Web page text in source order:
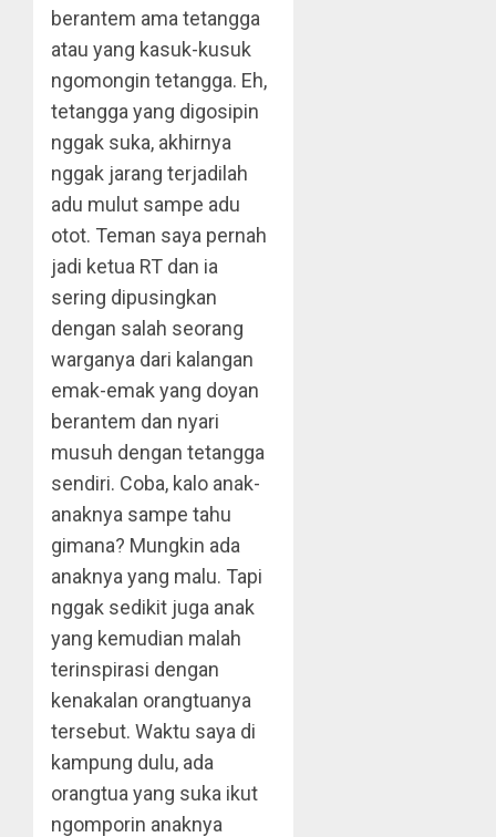
berantem ama tetangga
atau yang kasuk-kusuk
ngomongin tetangga. Eh,
tetangga yang digosipin
nggak suka, akhirnya
nggak jarang terjadilah
adu mulut sampe adu
otot. Teman saya pernah
jadi ketua RT dan ia
sering dipusingkan
dengan salah seorang
warganya dari kalangan
emak-emak yang doyan
berantem dan nyari
musuh dengan tetangga
sendiri. Coba, kalo anak-
anaknya sampe tahu
gimana? Mungkin ada
anaknya yang malu. Tapi
nggak sedikit juga anak
yang kemudian malah
terinspirasi dengan
kenakalan orangtuanya
tersebut. Waktu saya di
kampung dulu, ada
orangtua yang suka ikut
ngomporin anaknya